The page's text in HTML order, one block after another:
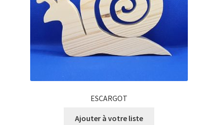
ESCARGOT
Ajouter à votre liste